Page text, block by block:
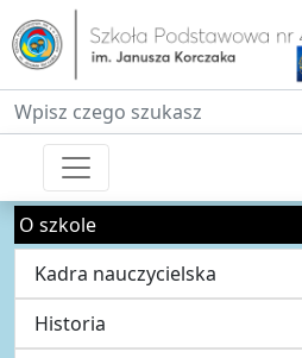
Fraza do wyszukiwania
O szkole
Kadra nauczycielska
Historia